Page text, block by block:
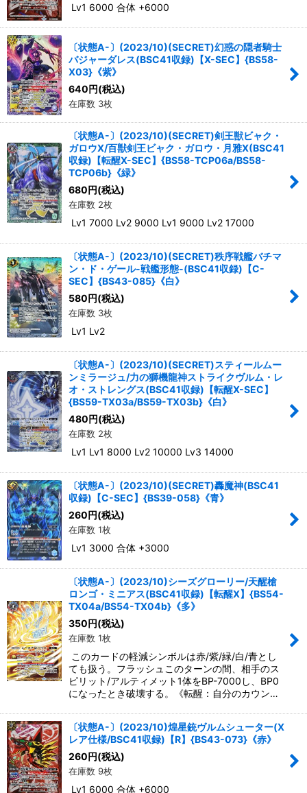
Lv1 6000 合体 +6000
〔状態A-〕(2023/10)(SECRET)幻惑の隠者騎士
バジャーダレス(BSC41収録)【X-SEC】{BS58-
X03}《紫》
640円(税込)
在庫数 3枚
〔状態A-〕(2023/10)(SECRET)剣王獣ビャク・
ガロウX/百獣剣王ビャク・ガロウ・月雅X(BSC41
収録)【転醒X-SEC】{BS58-TCP06a/BS58-
TCP06b}《緑》
680円(税込)
在庫数 2枚
Lv1 7000 Lv2 9000 Lv1 9000 Lv2 17000
〔状態A-〕(2023/10)(SECRET)秩序戦艦バチマ
ン・ド・ゲール-戦艦形態-(BSC41収録)【C-
SEC】{BS43-085}《白》
580円(税込)
在庫数 3枚
Lv1 Lv2
〔状態A-〕(2023/10)(SECRET)スティールムー
ンミラージュ/力の獅機龍神ストライクヴルム・レ
オ・ストレングス(BSC41収録)【転醒X-SEC】
{BS59-TX03a/BS59-TX03b}《白》
480円(税込)
在庫数 2枚
Lv1 Lv1 8000 Lv2 10000 Lv3 14000
〔状態A-〕(2023/10)(SECRET)轟魔神(BSC41
収録)【C-SEC】{BS39-058}《青》
260円(税込)
在庫数 1枚
Lv1 3000 合体 +3000
〔状態A-〕(2023/10)シーズグローリー/天醒槍
ロンゴ・ミニアス(BSC41収録)【転醒X】{BS54-
TX04a/BS54-TX04b}《多》
350円(税込)
在庫数 1枚
このカードの軽減シンボルは赤/紫/緑/白/青とし
ても扱う。フラッシュこのターンの間、相手のス
ピリット/アルティメット1体をBP-7000し、BP0
になったとき破壊する。《転醒：自分のカウン…
〔状態A-〕(2023/10)煌星銃ヴルムシューター(X
レア仕様/BSC41収録)【R】{BS43-073}《赤》
260円(税込)
在庫数 9枚
Lv1 6000 合体 +6000